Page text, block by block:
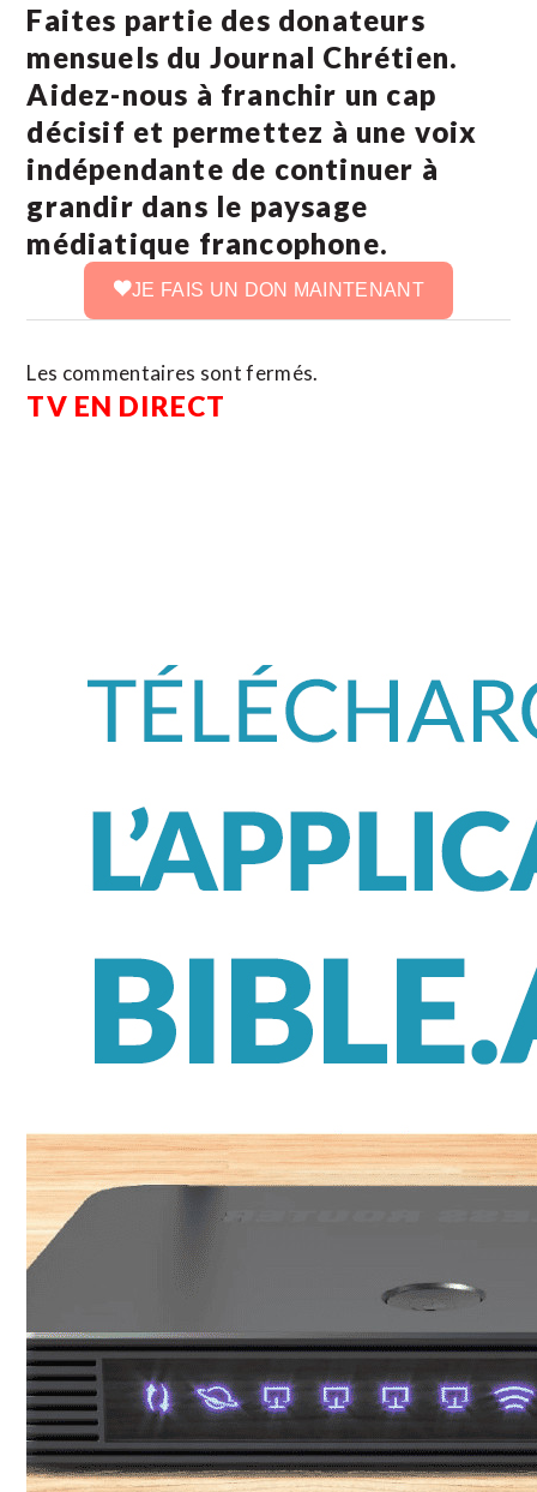
Faites partie des donateurs
mensuels du Journal Chrétien.
Aidez-nous à franchir un cap
décisif et permettez à une voix
indépendante de continuer à
grandir dans le paysage
médiatique francophone.
JE FAIS UN DON MAINTENANT
Les commentaires sont fermés.
TV EN DIRECT